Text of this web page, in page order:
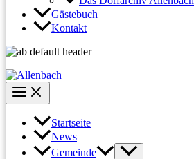
Gästebuch
Kontakt
Startseite
News
Gemeinde